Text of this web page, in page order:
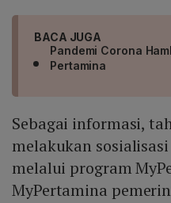
BACA JUGA
Pandemi Corona
Pertamina
Sebagai informasi,
melakukan
melalui program
MyPertamina